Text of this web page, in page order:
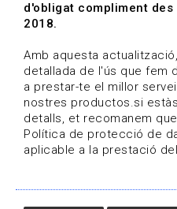
Convocatòries,
d'obligat compliment
2018.
Amb aquesta
detallada de l'ús que fem
a prestar-te el millor
nostres productos.si
detalls, et recomanem
Política de protecció de
aplicable a la prestació